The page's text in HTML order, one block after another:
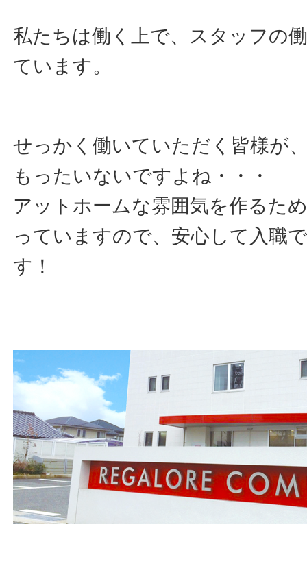
私たちは働く上で、スタッフの
ています。
せっかく働いていただく皆様が
もったいないですよね・・・
アットホームな雰囲気を作るた
っていますので、安心して入職
す！